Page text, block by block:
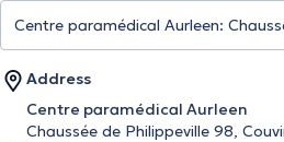
Address
Centre paramédical Aurleen
Chaussée de Philippeville 98,